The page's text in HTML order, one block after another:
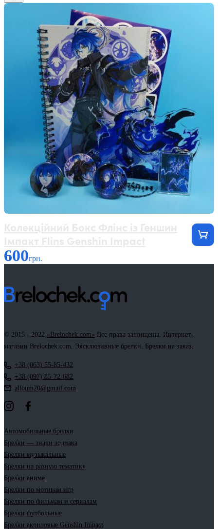
600грн.
© 2015 - 2022 «Brelochek.com» Все права защищены. Интернет-
магазин Brelochek.com. Эксклюзивные брелки. Брелки на заказ.
+38 (063) 55-85-432
+38 (097) 85-72-682
allbum20@gmail.com
Автомобильные брелки
Брелки — знаки зодиака
Брелки музыкальные
Брелки на разную тематику
Брелки аниме
Брелки по мотивам игр
Брелки по фильмам и сериалам
Брелки футбольные
Брелки акриловые Genshin Impact